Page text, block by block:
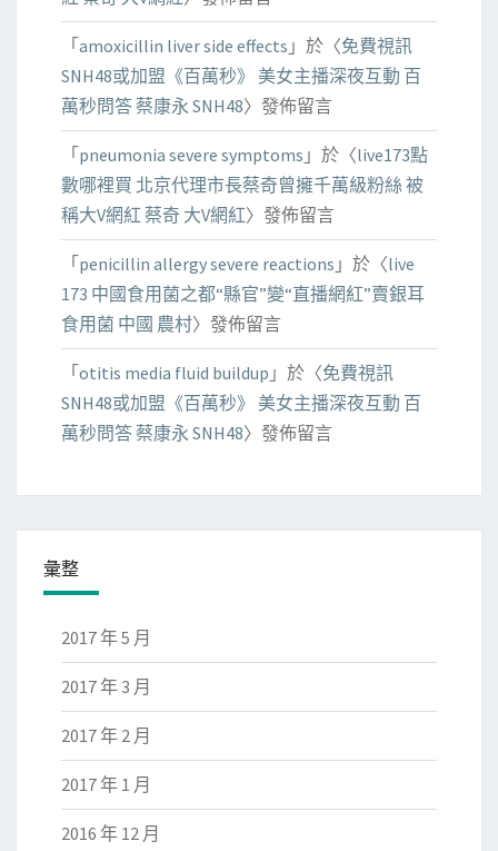
「 amoxicillin liver side effects 」於〈免費視訊
SNH48或加盟《百萬秒》 美女主播深夜互動 百
萬秒問答 蔡康永 SNH48〉發佈留言
「 pneumonia severe symptoms 」於〈live173點
數哪裡買 北京代理市長蔡奇曾擁千萬級粉絲 被
稱大V網紅 蔡奇 大V網紅〉發佈留言
「 penicillin allergy severe reactions 」於〈live
173 中國食用菌之都“縣官”變“直播網紅”賣銀耳
食用菌 中國 農村〉發佈留言
「 otitis media fluid buildup 」於〈免費視訊
SNH48或加盟《百萬秒》 美女主播深夜互動 百
萬秒問答 蔡康永 SNH48〉發佈留言
彙整
2017 年 5 月
2017 年 3 月
2017 年 2 月
2017 年 1 月
2016 年 12 月